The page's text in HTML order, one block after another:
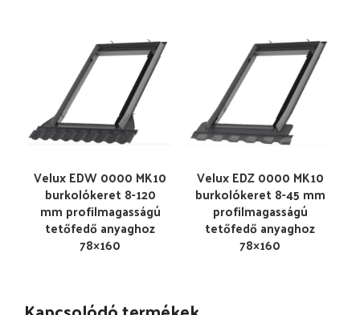
Velux EDW 0000 MK10
burkolókeret 8-120
mm profilmagasságú
tetőfedő anyaghoz
78×160
Velux EDZ 0000 MK10
burkolókeret 8-45 mm
profilmagasságú
tetőfedő anyaghoz
78×160